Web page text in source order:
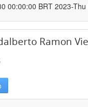
00:00:00 BRT 2023-
Ramon